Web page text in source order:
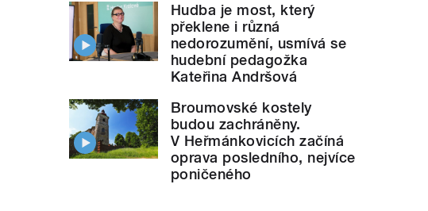
Hudba je most, který
překlene i různá
nedorozumění, usmívá se
hudební pedagožka
Kateřina Andršová
Broumovské kostely
budou zachráněny.
V Heřmánkovicích začíná
oprava posledního, nejvíce
poničeného